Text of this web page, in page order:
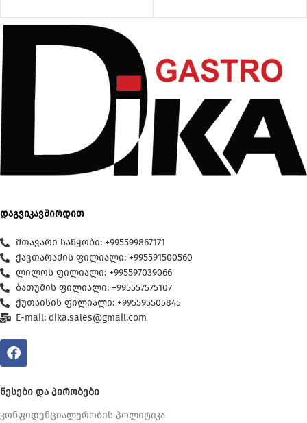
დაგვიკავშირდით
მთავარი საწყობი: +995599867171
ქავთარაძის ფილიალი: +995591500560
ლილოს ფილიალი: +995597039066
ბათუმის ფილიალი: +995557575107
ქუთაისის ფილიალი: +995595505845
E-mail: dika.sales@gmail.com
ᲬᲔᲡᲔᲑᲘ ᲓᲐ ᲞᲘᲠᲝᲑᲔᲑᲘ
კონფიდენციალურობის პოლიტიკა